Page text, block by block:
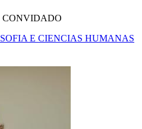
CONVIDADO
E CIENCIAS HUMANAS